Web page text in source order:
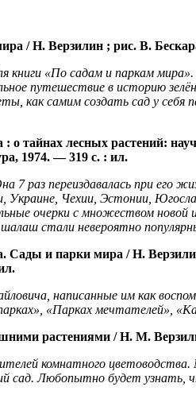
/ Н. Верзилин ; рис. В.
книги «По садам и паркам
путешествие в историю
как самим создать сад у
: о тайнах лесных растений:
1974. — 319 с. : ил.
7 раз переиздавалась при его
Чехии, Эстонии,
очерки с множеством новой
стали невероятно
Сады и парки мира / Н.
написанные им как
«Парках мечтателей»,
растениями / Н. М.
комнатного
сад. Любопытно будет